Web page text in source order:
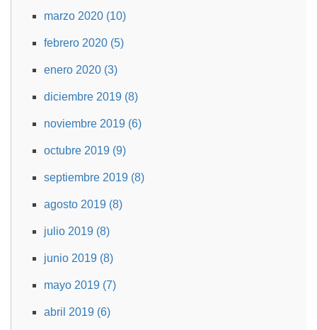
marzo 2020 (10)
febrero 2020 (5)
enero 2020 (3)
diciembre 2019 (8)
noviembre 2019 (6)
octubre 2019 (9)
septiembre 2019 (8)
agosto 2019 (8)
julio 2019 (8)
junio 2019 (8)
mayo 2019 (7)
abril 2019 (6)